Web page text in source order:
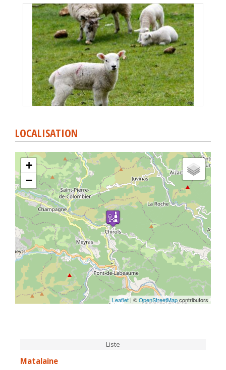
LOCALISATION
+
−
Leaflet| ©OpenStreetMapcontributors
Liste
Matalaine